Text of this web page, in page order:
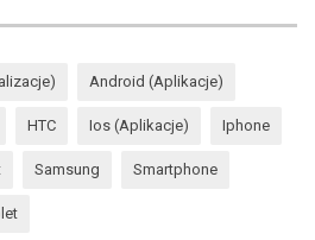
Android (aplikacje)
HTC Ios (aplikacje) Iphone
Samsung Smartphone